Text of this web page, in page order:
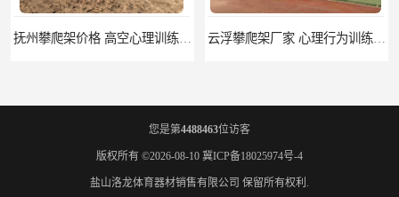
您是第4488463位访客
版权所有 ©2026-08-10 冀ICP备18025974号-4
盐山洛龙体育器材销售有限公司 保留所有权利.